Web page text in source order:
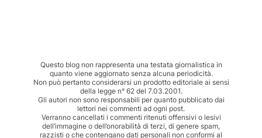
Questo blog non rappresenta una testata giornalistica in
quanto viene aggiornato senza alcuna periodicità.
Non può pertanto considerarsi un prodotto editoriale ai sensi
della legge n° 62 del 7.03.2001.
Gli autori non sono responsabili per quanto pubblicato dai
lettori nei commenti ad ogni post.
Verranno cancellati i commenti ritenuti offensivi o lesivi
dell’immagine o dell’onorabilità di terzi, di genere spam,
razzisti o che contengano dati personali non conformi al